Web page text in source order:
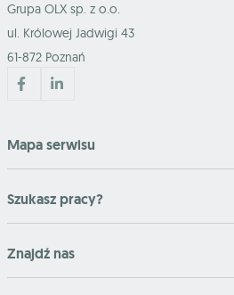
Grupa OLX sp. z o.o.
ul. Królowej Jadwigi 43
61-872 Poznań
Mapa serwisu
Szukasz pracy?
Znajdź nas